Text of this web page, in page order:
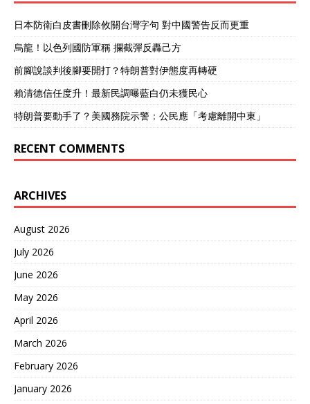
日本防衛白皮書刪除攸關台灣字句 對中國警告反而更重
烏龍！以色列國防軍稱 攔截彈反轟己方
前腳說談判後腳要開打？特朗普對伊態度再轉硬
賴清德信任度升！最新民調曝藍白仍未獲民心
特朗普要動手了？美國務院示警：公民應「考慮離開中東」
RECENT COMMENTS
ARCHIVES
August 2026
July 2026
June 2026
May 2026
April 2026
March 2026
February 2026
January 2026